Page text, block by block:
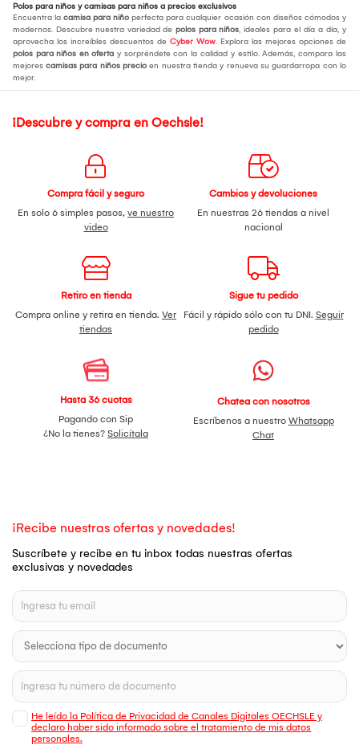
Polos para niños y camisas para niños a precios exclusivos
Encuentra la camisa para niño perfecta para cualquier ocasión con diseños cómodos y
modernos. Descubre nuestra variedad de polos para niños, ideales para el día a día, y
aprovecha los increíbles descuentos de Cyber Wow. Explora las mejores opciones de
polos para niños en oferta y sorpréndete con la calidad y estilo. Además, compara las
mejores camisas para niños precio en nuestra tienda y renueva su guardarropa con lo
mejor.
¡Descubre y compra en Oechsle!
Compra fácil y seguro
En solo 6 simples pasos, ve nuestro
video
Cambios y devoluciones
En nuestras 26 tiendas a nivel
nacional
Retiro en tienda
Compra online y retira en tienda. Ver
tiendas
Sigue tu pedido
Fácil y rápido sólo con tu DNI. Seguir
pedido
Hasta 36 cuotas
Pagando con Sip
¿No la tienes? Solicítala
Chatea con nosotros
Escríbenos a nuestro Whatsapp
Chat
¡Recibe nuestras ofertas y novedades!
Suscríbete y recibe en tu inbox todas nuestras ofertas
exclusivas y novedades
He leído la Política de Privacidad de Canales Digitales OECHSLE y
declaro haber sido informado sobre el tratamiento de mis datos
personales.